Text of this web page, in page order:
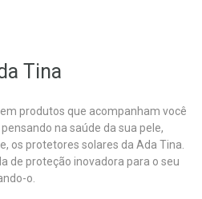
Tina
produtos que acompanham você
na saúde da sua pele,
os protetores solares da Ada Tina.
de proteção inovadora para o seu
o.